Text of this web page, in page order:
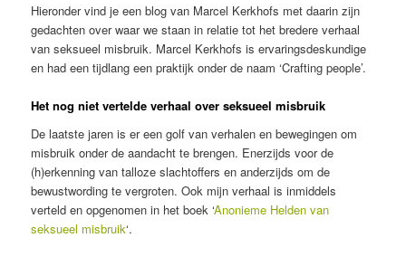
Hieronder vind je een blog van Marcel Kerkhofs met daarin zijn
gedachten over waar we staan in relatie tot het bredere verhaal
van seksueel misbruik. Marcel Kerkhofs is ervaringsdeskundige
en had een tijdlang een praktijk onder de naam ‘Crafting people’.
Het nog niet vertelde verhaal over seksueel misbruik
De laatste jaren is er een golf van verhalen en bewegingen om
misbruik onder de aandacht te brengen. Enerzijds voor de
(h)erkenning van talloze slachtoffers en anderzijds om de
bewustwording te vergroten. Ook mijn verhaal is inmiddels
verteld en opgenomen in het boek ‘Anonieme Helden van
seksueel misbruik‘.